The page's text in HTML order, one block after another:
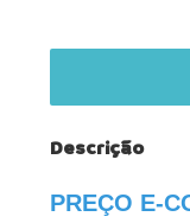
Descrição
PREÇO E-